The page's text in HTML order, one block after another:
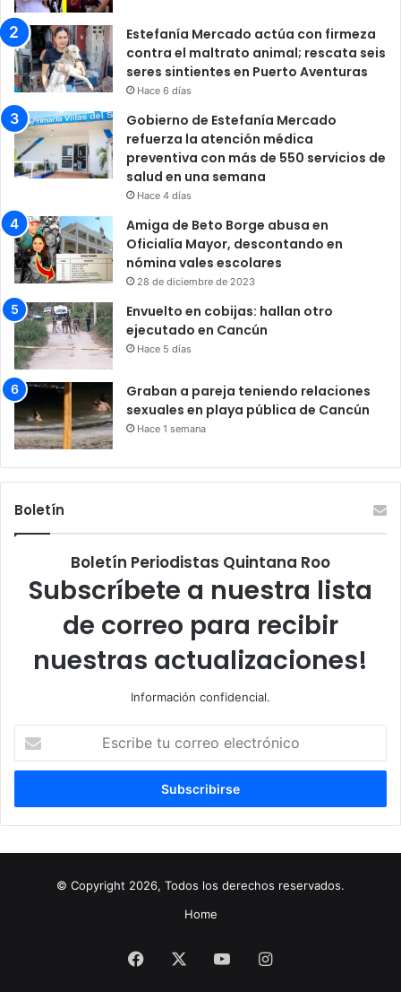
Estefanía Mercado actúa con firmeza
contra el maltrato animal; rescata seis
seres sintientes en Puerto Aventuras
Hace 6 días
Gobierno de Estefanía Mercado
refuerza la atención médica
preventiva con más de 550 servicios de
salud en una semana
Hace 4 días
Amiga de Beto Borge abusa en
Oficialía Mayor, descontando en
nómina vales escolares
28 de diciembre de 2023
Envuelto en cobijas: hallan otro
ejecutado en Cancún
Hace 5 días
Graban a pareja teniendo relaciones
sexuales en playa pública de Cancún
Hace 1 semana
Boletín
Boletín Periodistas Quintana Roo
Subscríbete a nuestra lista
de correo para recibir
nuestras actualizaciones!
Información confidencial.
correo
© Copyright 2026, Todos los derechos reservados.
Home
Facebook YouTubeInstagram